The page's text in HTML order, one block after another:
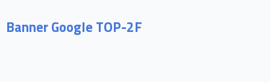
Banner Google TOP-2F